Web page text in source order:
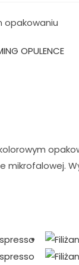
opakowaniu
OPULENCE
mikrofalowej.